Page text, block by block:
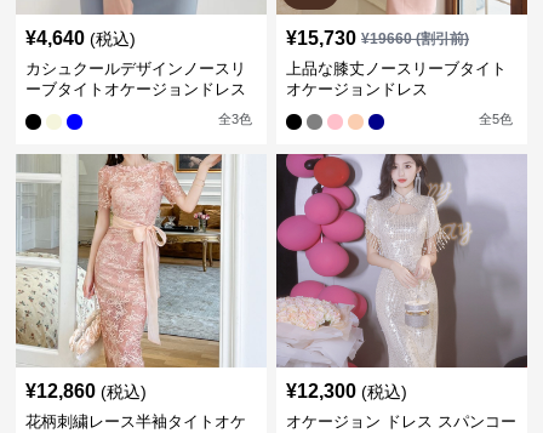
¥4,640 (税込)
カシュクールデザインノースリ
ーブタイトオケージョンドレス
全3色
¥15,730 ¥19660(割引前)
上品な膝丈ノースリーブタイト
オケージョンドレス
全5色
¥12,860 (税込)
花柄刺繍レース半袖タイトオケ
¥12,300 (税込)
オケージョン ドレス スパンコー